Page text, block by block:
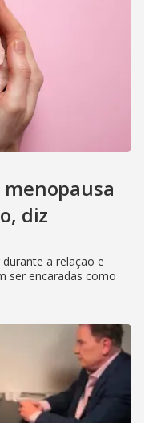
diz
a relação e
ser encaradas como